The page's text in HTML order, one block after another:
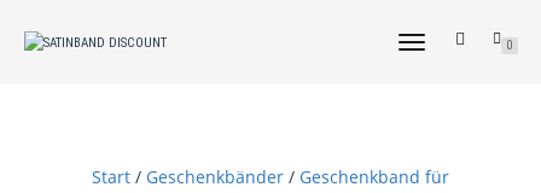
NAVIGATION
0
Start / Geschenkbänder / Geschenkband für